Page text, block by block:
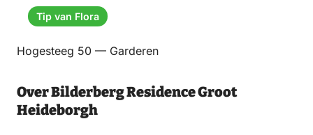
Tip van Flora
Hogesteeg 50 — Garderen
Over Bilderberg Residence Groot
Heideborgh